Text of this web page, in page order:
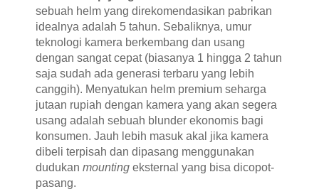
sebuah helm yang direkomendasikan pabrikan
idealnya adalah 5 tahun. Sebaliknya, umur
teknologi kamera berkembang dan usang
dengan sangat cepat (biasanya 1 hingga 2 tahun
saja sudah ada generasi terbaru yang lebih
canggih). Menyatukan helm premium seharga
jutaan rupiah dengan kamera yang akan segera
usang adalah sebuah blunder ekonomis bagi
konsumen. Jauh lebih masuk akal jika kamera
dibeli terpisah dan dipasang menggunakan
dudukan mountingeksternal yang bisa dicopot-
pasang.